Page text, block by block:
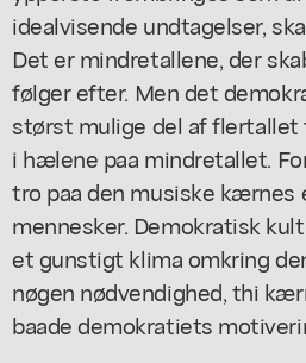
idealvisende undtagelser,
Det er mindretallene, der
følger efter. Men det
størst mulige del af
i hælene paa mindretallet.
tro paa den musiske kærnes
mennesker. Demokratisk
et gunstigt klima omkring
nøgen nødvendighed, thi
baade demokratiets